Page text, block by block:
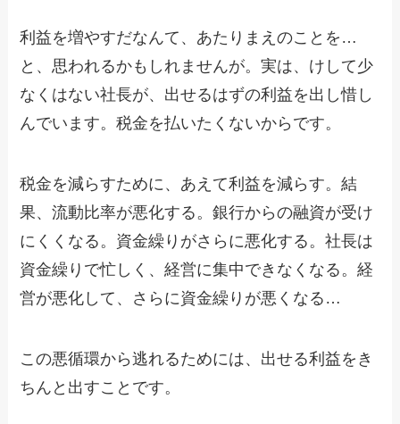
利益を増やすだなんて、あたりまえのことを…
と、思われるかもしれませんが。実は、けして少
なくはない社長が、出せるはずの利益を出し惜し
んでいます。税金を払いたくないからです。
税金を減らすために、あえて利益を減らす。結
果、流動比率が悪化する。銀行からの融資が受け
にくくなる。資金繰りがさらに悪化する。社長は
資金繰りで忙しく、経営に集中できなくなる。経
営が悪化して、さらに資金繰りが悪くなる…
この悪循環から逃れるためには、出せる利益をき
ちんと出すことです。